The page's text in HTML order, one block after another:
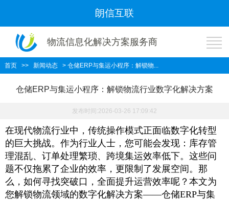
朗信互联
物流信息化解决方案服务商
首页 >> 新闻动态 > 仓储ERP与集运小程序：解锁物...
仓储ERP与集运小程序：解锁物流行业数字化解决方案
发布时间:2026-03-26 17:09:42
在现代物流行业中，传统操作模式正面临数字化转型
的巨大挑战。作为行业人士，您可能会发现：库存管
理混乱、订单处理繁琐、跨境集运效率低下。这些问
题不仅拖累了企业的效率，更限制了发展空间。那
么，如何寻找突破口，全面提升运营效率呢？本文为
您解锁物流领域的数字化解决方案——仓储ERP与集